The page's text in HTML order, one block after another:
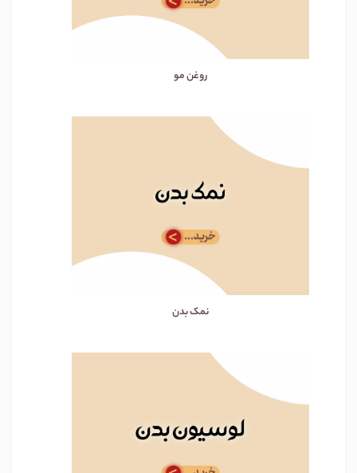
روغن مو
نمک بدن